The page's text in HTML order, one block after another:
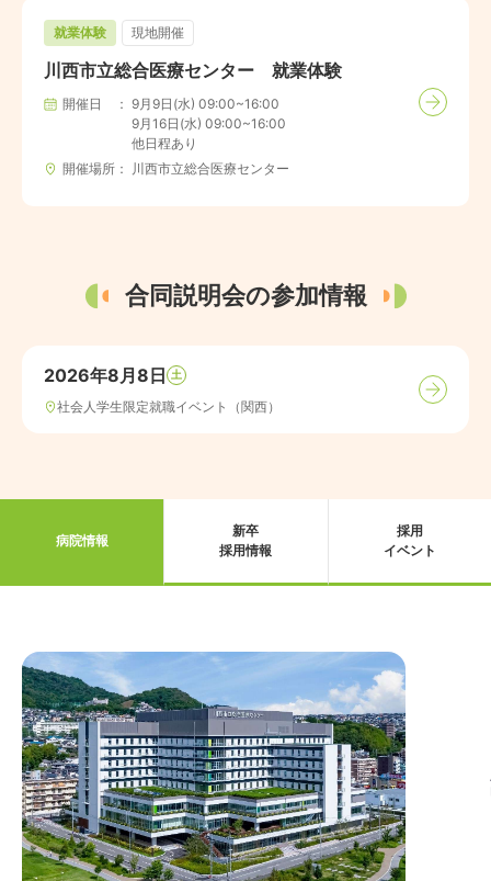
就業体験 現地開催
川西市立総合医療センター 就業体験
開催日
9月9日(水) 09:00~16:00
9月16日(水) 09:00~16:00
他日程あり
開催場所
川西市立総合医療センター
合同説明会の参加情報
2026年8月8日 土
社会人学生限定就職イベント（関西）
病院情報
新卒
採用情報
採用
イベント